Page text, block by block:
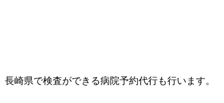
長崎県で検査ができる病院予約代行も行います。